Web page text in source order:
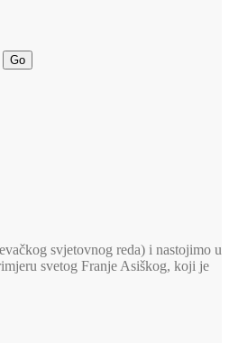
Go
svjetovnog reda) i nastojimo u
svetog Franje Asiškog, koji je